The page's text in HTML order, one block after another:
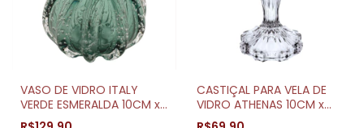
VASO DE VIDRO ITALY
VERDE ESMERALDA 10CM x
11CM
CASTIÇAL PARA VELA DE
VIDRO ATHENAS 10CM x
20,5CM